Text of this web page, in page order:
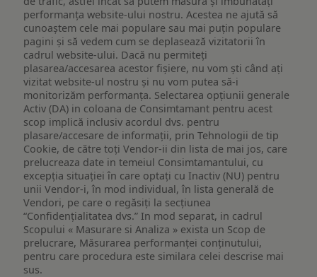
performanța website-ului nostru. Acestea ne ajută să
cunoaștem cele mai populare sau mai puțin populare
pagini și să vedem cum se deplasează vizitatorii în
cadrul website-ului. Dacă nu permiteți
plasarea/accesarea acestor fișiere, nu vom ști când ați
vizitat website-ul nostru și nu vom putea să-i
monitorizăm performanța. Selectarea opțiunii generale
Activ (DA) in coloana de Consimtamant pentru acest
scop implică inclusiv acordul dvs. pentru
plasare/accesare de informații, prin Tehnologii de tip
Cookie, de către toți Vendor-ii din lista de mai jos, care
prelucreaza date in temeiul Consimtamantului, cu
excepția situației în care optați cu Inactiv (NU) pentru
unii Vendor-i, în mod individual, în lista generală de
Vendori, pe care o regăsiți la secțiunea
“Confidențialitatea dvs.” In mod separat, in cadrul
Scopului « Masurare si Analiza » exista un Scop de
prelucrare, Măsurarea performanței conținutului,
pentru care procedura este similara celei descrise mai
sus.